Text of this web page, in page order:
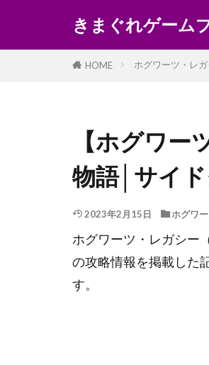
きまぐれゲーム
HOME ホグワーツ・レ
【ホグワ
物語│サイ
2023年2月15日 ホグワ
ホグワーツ・レガシー
の攻略情報を掲載した
す。